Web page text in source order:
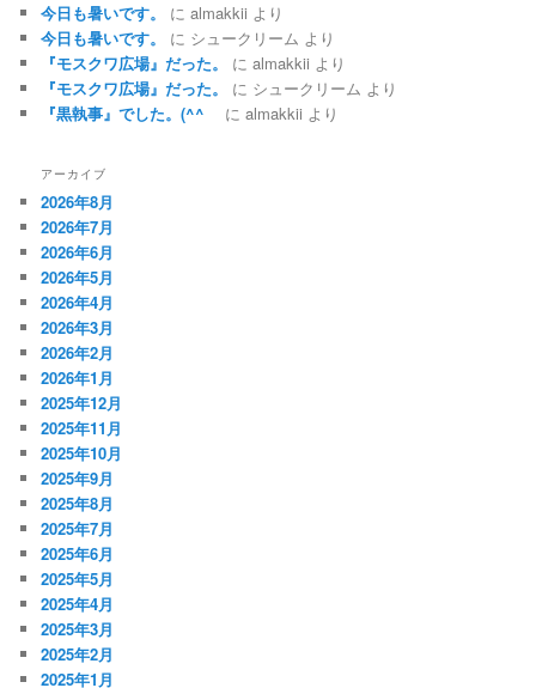
今日も暑いです。 にalmakkii より
今日も暑いです。
に シュークリーム より
『モスクワ広場』だった。
にalmakkii より
『モスクワ広場』だった。
に シュークリーム より
『黒執事』でした。(^^ゞ
にalmakkii より
アーカイブ
2026年8月
2026年7月
2026年6月
2026年5月
2026年4月
2026年3月
2026年2月
2026年1月
2025年12月
2025年11月
2025年10月
2025年9月
2025年8月
2025年7月
2025年6月
2025年5月
2025年4月
2025年3月
2025年2月
2025年1月